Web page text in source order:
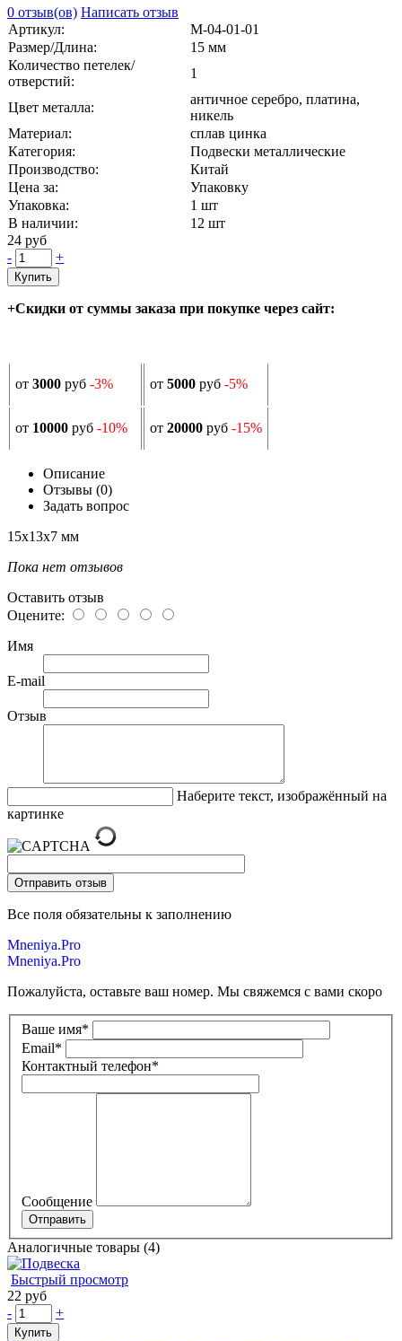
0 отзыв(ов) Написать отзыв
Артикул:
М-04-01-01
Размер/Длина:
15 мм
Количество петелек/
отверстий:
1
Цвет металла:
античное серебро, платина,
никель
Материал:
сплав цинка
Категория:
Подвески металлические
Производство:
Китай
Цена за:
Упаковку
Упаковка:
1 шт
В наличии:
12 шт
24 руб
-
+
Купить
+Скидки от суммы заказа при покупке через сайт:
от 3000 руб -3% от 5000 руб -5%
от 10000 руб -10% от 20000 руб -15%
Описание
Отзывы (0)
Задать вопрос
15х13х7 мм
Пока нет отзывов
Оставить отзыв
Оцените:
Имя
E-mail
Отзыв
Наберите текст, изображённый на
картинке
Все поля обязательны к заполнению
Mneniya.Pro
Mneniya.Pro
Пожалуйста, оставьте ваш номер. Мы свяжемся с вами скоро
Ваше имя*
Email*
Контактный телефон*
Сообщение
Аналогичные товары (4)
Быстрый просмотр
22 руб
-
+
Купить